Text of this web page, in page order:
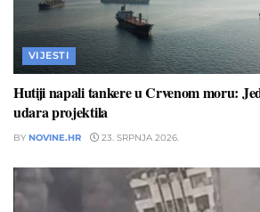
VIJESTI
Hutiji napali tankere u Crvenom moru:
udara projektila
BY NOVINE.HR 23. SRPNJA 2026.